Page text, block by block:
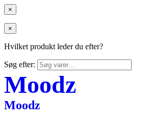
×
×
Hvilket produkt leder du efter?
Søg efter:
Moodz
Moodz